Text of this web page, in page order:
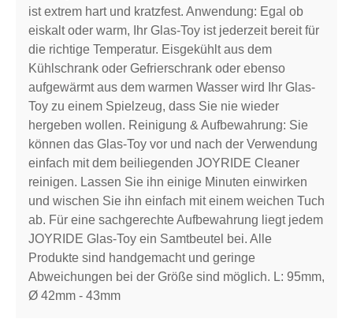
ist extrem hart und kratzfest. Anwendung: Egal ob
eiskalt oder warm, Ihr Glas-Toy ist jederzeit bereit für
die richtige Temperatur. Eisgekühlt aus dem
Kühlschrank oder Gefrierschrank oder ebenso
aufgewärmt aus dem warmen Wasser wird Ihr Glas-
Toy zu einem Spielzeug, dass Sie nie wieder
hergeben wollen. Reinigung & Aufbewahrung: Sie
können das Glas-Toy vor und nach der Verwendung
einfach mit dem beiliegenden JOYRIDE Cleaner
reinigen. Lassen Sie ihn einige Minuten einwirken
und wischen Sie ihn einfach mit einem weichen Tuch
ab. Für eine sachgerechte Aufbewahrung liegt jedem
JOYRIDE Glas-Toy ein Samtbeutel bei. Alle
Produkte sind handgemacht und geringe
Abweichungen bei der Größe sind möglich. L: 95mm,
Ø 42mm - 43mm